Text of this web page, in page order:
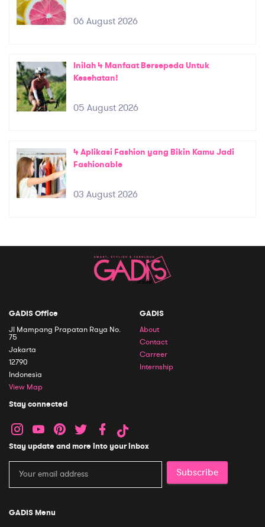
06 August 2026
Inilah 4 Manfaat Bersepeda Untuk
Kesehatan!
05 August 2026
4 Aplikasi Fashion yang Bikin Kamu Jadi
Fashionable
03 August 2026
GADIS Office
Jl Mampang Prapatan Raya No.
75
Jakarta
12790
Indonesia
View Map
GADIS
About
Contact
Carreer
Internship
Stay connected
Stay update and more into your inbox
Subscribe
GADIS Menu